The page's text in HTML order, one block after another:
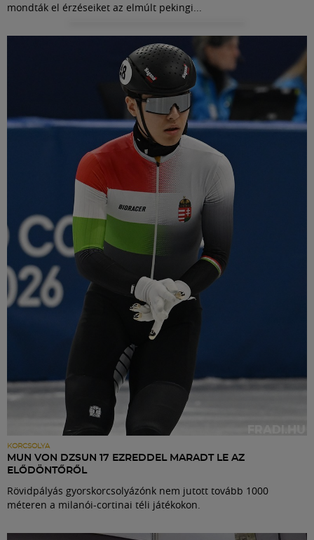
mondták el érzéseiket az elmúlt pekingi...
KORCSOLYA
MUN VON DZSUN 17 EZREDDEL MARADT LE AZ
ELŐDÖNTŐRŐL
Rövidpályás gyorskorcsolyázónk nem jutott tovább 1000
méteren a milanói-cortinai téli játékokon.